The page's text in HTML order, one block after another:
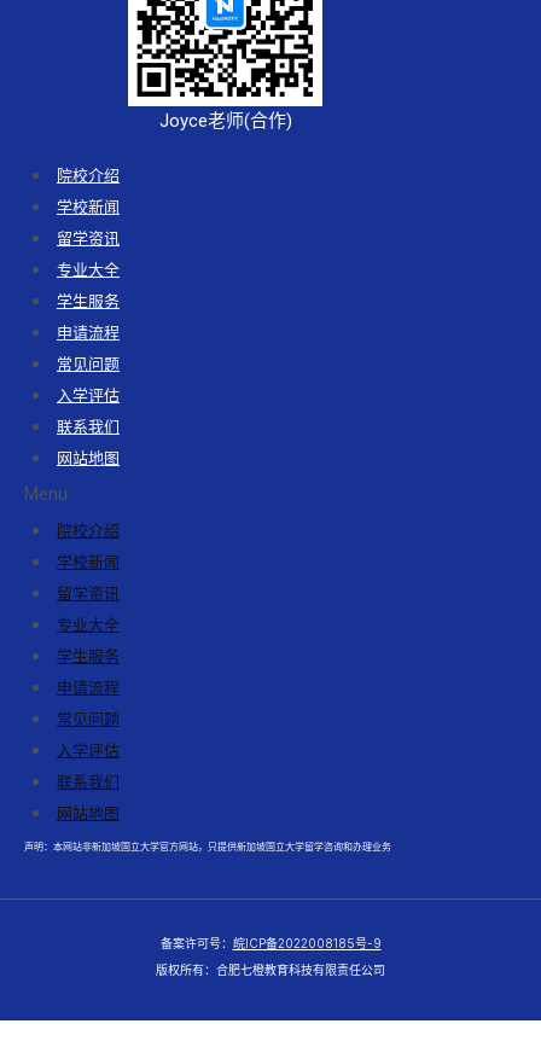
Joyce老师(合作)
院校介绍
学校新闻
留学资讯
专业大全
学生服务
申请流程
常见问题
入学评估
联系我们
网站地图
Menu
院校介绍
学校新闻
留学资讯
专业大全
学生服务
申请流程
常见问题
入学评估
联系我们
网站地图
声明：本网站非新加坡国立大学官方网站，只提供新加坡国立大学留学咨询和办理业务
备案许可号： 皖ICP备2022008185号-9
版权所有：合肥七橙教育科技有限责任公司